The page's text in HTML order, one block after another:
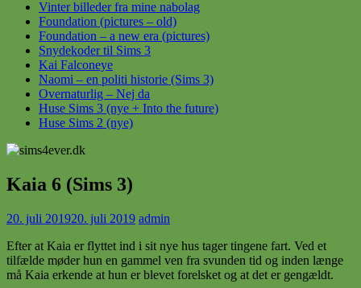
Vinter billeder fra mine nabolag
Foundation (pictures – old)
Foundation – a new era (pictures)
Snydekoder til Sims 3
Kai Falconeye
Naomi – en politi historie (Sims 3)
Overnaturlig – Nej da
Huse Sims 3 (nye + Into the future)
Huse Sims 2 (nye)
Kaia 6 (Sims 3)
20. juli 201920. juli 2019 admin
Efter at Kaia er flyttet ind i sit nye hus tager tingene fart. Ved et
tilfælde møder hun en gammel ven fra svunden tid og inden længe
må Kaia erkende at hun er blevet forelsket og at det er gengældt.